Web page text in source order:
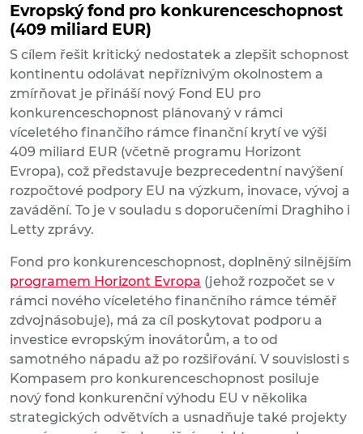
Evropský fond pro konkurenceschopnost
(409 miliard EUR)
S cílem řešit kritický nedostatek a zlepšit schopnost
kontinentu odolávat nepříznivým okolnostem a
zmírňovat je přináší nový Fond EU pro
konkurenceschopnost plánovaný v rámci
víceletého finančího rámce finanční krytí ve výši
409 miliard EUR (včetně programu Horizont
Evropa), což představuje bezprecedentní navýšení
rozpočtové podpory EU na výzkum, inovace, vývoj a
zavádění. To je v souladu s doporučeními Draghiho i
Letty zprávy.
Fond pro konkurenceschopnost, doplněný silnějším
programem Horizont Evropa (jehož rozpočet se v
rámci nového víceletého finančního rámce téměř
zdvojnásobuje), má za cíl poskytovat podporu a
investice evropským inovátorům, a to od
samotného nápadu až po rozšiřování. V souvislosti s
Kompasem pro konkurenceschopnost posiluje
nový fond konkurenční výhodu EU v několika
strategických odvětvích a usnadňuje také projekty